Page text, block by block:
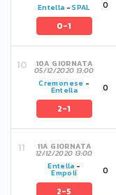
Entella -SPAL
0-1
0
10A GIORNATA
05/12/2020 13:00
Cremonese -
Entella
2-1
0
11A GIORNATA
12/12/2020 13:00
Entella -
Empoli
2-5
0